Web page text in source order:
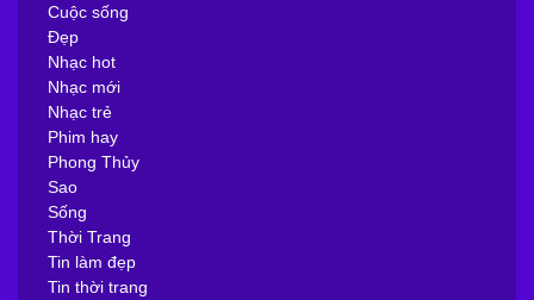
Cuộc sống
Đẹp
Nhạc hot
Nhạc mới
Nhạc trẻ
Phim hay
Phong Thủy
Sao
Sống
Thời Trang
Tin làm đẹp
Tin thời trang